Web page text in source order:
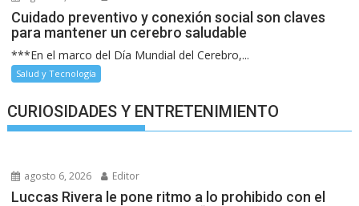
Cuidado preventivo y conexión social son claves
para mantener un cerebro saludable
***En el marco del Día Mundial del Cerebro,...
Salud y Tecnología
CURIOSIDADES Y ENTRETENIMIENTO
agosto 6, 2026 Editor
Luccas Rivera le pone ritmo a lo prohibido con el